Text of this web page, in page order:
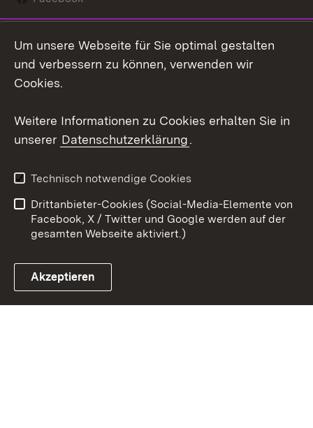
Social Wall
Youtube
Link zum Landesportal
Kontakt
Datenschutz
Barrierefreiheit
Impressum Cookies
Um unsere Webseite für Sie optimal gestalten
und verbessern zu können, verwenden wir
Cookies.
Weitere Informationen zu Cookies erhalten Sie in
unserer Datenschutzerklärung.
Technisch notwendige Cookies
Drittanbieter-Cookies (Social-Media-Elemente von
Facebook, X / Twitter und Google werden auf der
gesamten Webseite aktiviert.)
Akzeptieren